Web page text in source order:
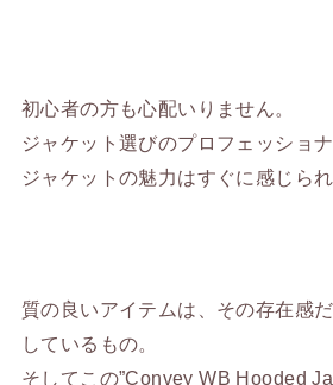
初心者の方も心配いりません。
ジャケット選びのプロフェッショ
ジャケットの魅力はすぐに感じられ
質の良いアイテムは、その存在感
しているもの。
そしてこの”Convey WB Hooded